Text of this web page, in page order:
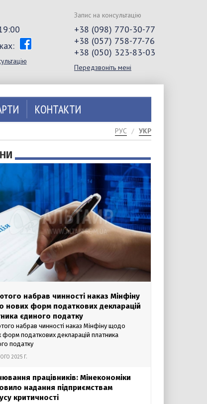
Запис на консультацію
+38 (098) 770-30-77
+38 (057) 758-77-76
+38 (050) 323-83-03
Передзвоніть мені
КОНТАКТИ
РУС УКР
набрав чинності наказ Мінфіну
нових форм податкових декларацій
єдиного податку
набрав чинності наказ Мінфіну щодо
форм податкових декларацій платника
податку
2025 Г.
працівників: Мінекономіки
надання підприємствам
критичності